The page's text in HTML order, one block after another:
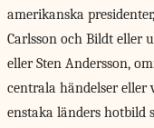
amerikanska
Carlsson och Bildt eller
eller Sten Andersson,
centrala händelser
enstaka länders hotbild